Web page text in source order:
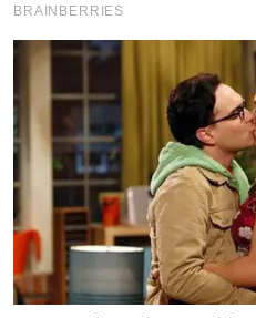
by TVPOOL ONLINE
BRAINBERRIES